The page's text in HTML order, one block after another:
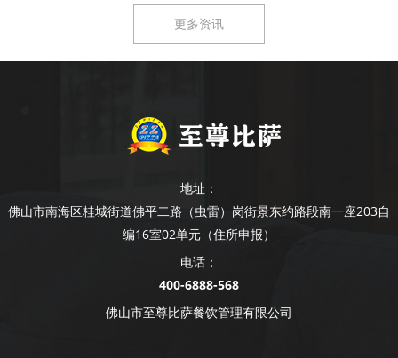
更多资讯
地址：
佛山市南海区桂城街道佛平二路（虫雷）岗街景东约路段南一座203自
编16室02单元（住所申报）
电话：
400-6888-568
佛山市至尊比萨餐饮管理有限公司